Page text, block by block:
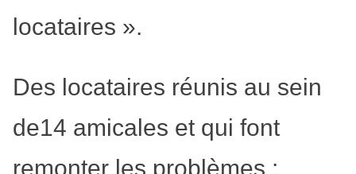
locataires ».
Des locataires réunis au sein
de14 amicales et qui font
remonter les problèmes :